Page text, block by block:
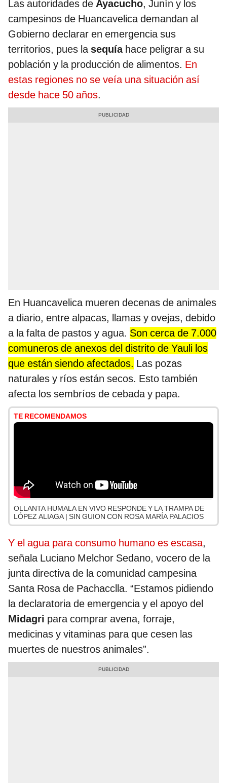
Las autoridades de Ayacucho, Junín y los
campesinos de Huancavelica demandan al
Gobierno declarar en emergencia sus
territorios, pues la sequía hace peligrar a su
población y la producción de alimentos. En
estas regiones no se veía una situación así
desde hace 50 años.
En Huancavelica mueren decenas de animales
a diario, entre alpacas, llamas y ovejas, debido
a la falta de pastos y agua. Son cerca de 7.000
comuneros de anexos del distrito de Yauli los
que están siendo afectados. Las pozas
naturales y ríos están secos. Esto también
afecta los sembríos de cebada y papa.
TE RECOMENDAMOS
OLLANTA HUMALA EN VIVO RESPONDE Y LA TRAMPA DE
LÓPEZ ALIAGA | SIN GUION CON ROSA MARÍA PALACIOS
Y el agua para consumo humano es escasa,
señala Luciano Melchor Sedano, vocero de la
junta directiva de la comunidad campesina
Santa Rosa de Pachacclla. “Estamos pidiendo
la declaratoria de emergencia y el apoyo del
Midagri para comprar avena, forraje,
medicinas y vitaminas para que cesen las
muertes de nuestros animales”.